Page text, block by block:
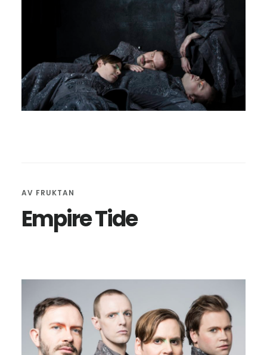
AV FRUKTAN
Empire Tide